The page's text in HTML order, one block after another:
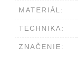
MATERIÁL:
TECHNIKA:
ZNAČENIE: